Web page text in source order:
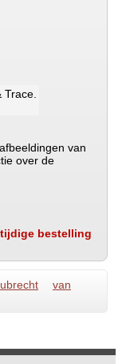
Trace.
van
over de
bestelling
van